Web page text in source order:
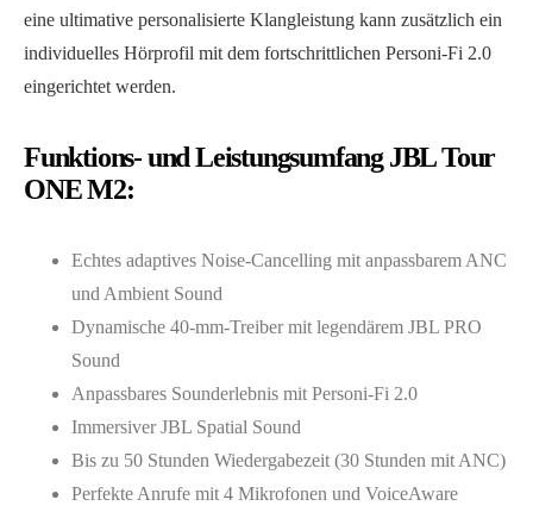
eine ultimative personalisierte Klangleistung kann zusätzlich ein
individuelles Hörprofil mit dem fortschrittlichen Personi-Fi 2.0
eingerichtet werden.
Funktions- und Leistungsumfang JBL Tour
ONE M2:
Echtes adaptives Noise-Cancelling mit anpassbarem ANC
und Ambient Sound
Dynamische 40-mm-Treiber mit legendärem JBL PRO
Sound
Anpassbares Sounderlebnis mit Personi-Fi 2.0
Immersiver JBL Spatial Sound
Bis zu 50 Stunden Wiedergabezeit (30 Stunden mit ANC)
Perfekte Anrufe mit 4 Mikrofonen und VoiceAware